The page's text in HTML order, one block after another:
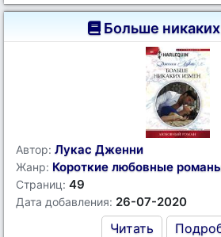
Больше
Автор: Лукас Дженни
Жанр: Короткие любовные
Страниц: 49
Дата добавления: 26-07-2020
Читать